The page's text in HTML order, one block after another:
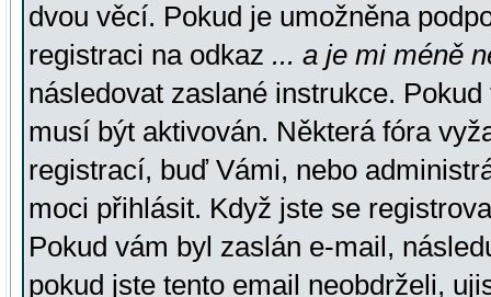
dvou věcí. Pokud je umožněna
registraci na odkaz ... a je mi méně
následovat zaslané instrukce.
musí být aktivován. Některá fóra
registrací, buď Vámi, nebo
moci přihlásit. Když jste se
Pokud vám byl zaslán e-mail,
pokud jste tento email neobdrželi,